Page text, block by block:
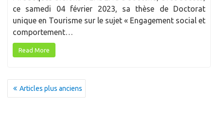
ce samedi 04 février 2023, sa thèse de Doctorat
unique en Tourisme sur le sujet « Engagement social et
comportement…
Read More
NAVIGATION
DES
Articles plus anciens